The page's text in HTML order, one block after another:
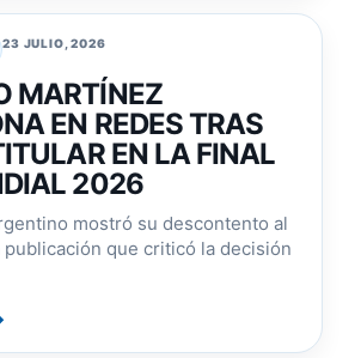
23 JULIO, 2026
MARTÍNEZ
EN REDES TRAS
EN LA FINAL
2026
mostró su descontento al
publicación que criticó la decisión